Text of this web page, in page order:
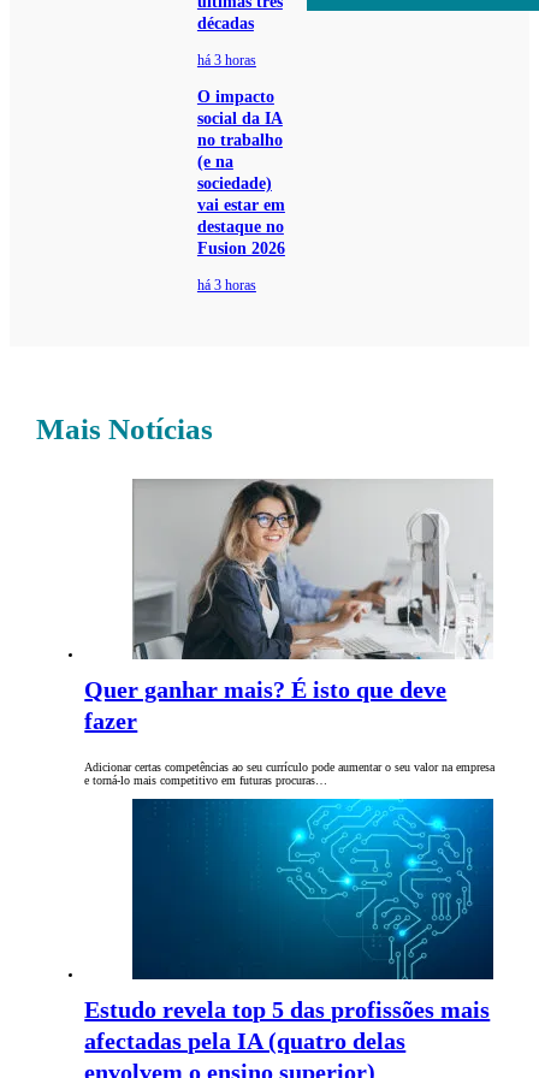
décadas
há 3 horas
O impacto
social da IA
no trabalho
(e na
sociedade)
vai estar em
destaque no
Fusion 2026
há 3 horas
Mais Notícias
Quer ganhar mais? É isto que deve
fazer
Adicionar certas competências ao seu currículo pode aumentar o seu valor na empresa
e torná-lo mais competitivo em futuras procuras…
Estudo revela top 5 das profissões mais
afectadas pela IA (quatro delas
envolvem o ensino superior)